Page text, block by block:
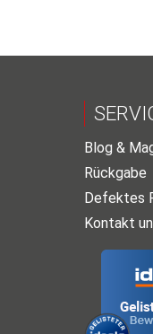
Blog &
Rückgabe
Defektes
Kontakt